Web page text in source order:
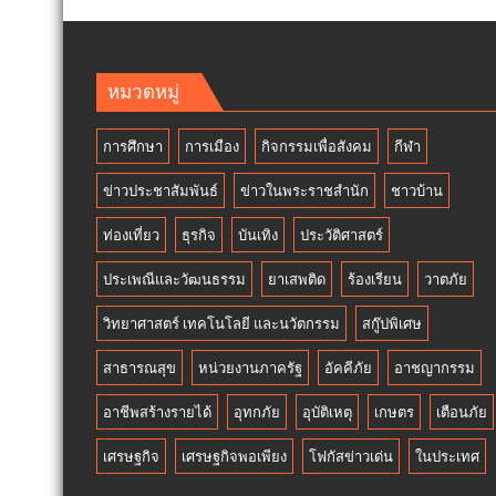
หมวดหมู่
การศึกษา การเมือง กิจกรรมเพื่อสังคม กีฬา
ข่าวประชาสัมพันธ์ ข่าวในพระราชสำนัก ชาวบ้าน
ท่องเที่ยว ธุรกิจ บันเทิง ประวัติศาสตร์
ประเพณีและวัฒนธรรม ยาเสพติด ร้องเรียน วาตภัย
วิทยาศาสตร์ เทคโนโลยี และนวัตกรรม สกู๊ปพิเศษ
สาธารณสุข หน่วยงานภาครัฐ อัคคีภัย อาชญากรรม
อาชีพสร้างรายได้ อุทกภัย อุบัติเหตุ เกษตร เตือนภัย
เศรษฐกิจ เศรษฐกิจพอเพียง โฟกัสข่าวเด่น ในประเทศ